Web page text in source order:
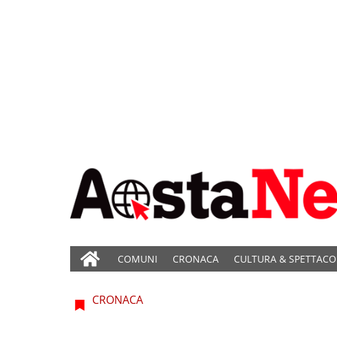
COMUNI CRONACA CULTURA &
CRONACA